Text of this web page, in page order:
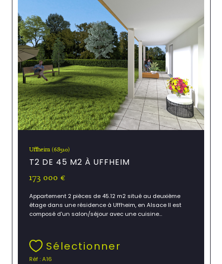
Uffheim (68510)
T2 DE 45 M2 À UFFHEIM
173 000 €
Appartement 2 pièces de 45.12 m2 situé au deuxième
étage dans une résidence à Uffheim, en Alsace Il est
composé d'un salon/séjour avec une cuisine...
Sélectionner
Réf : A16